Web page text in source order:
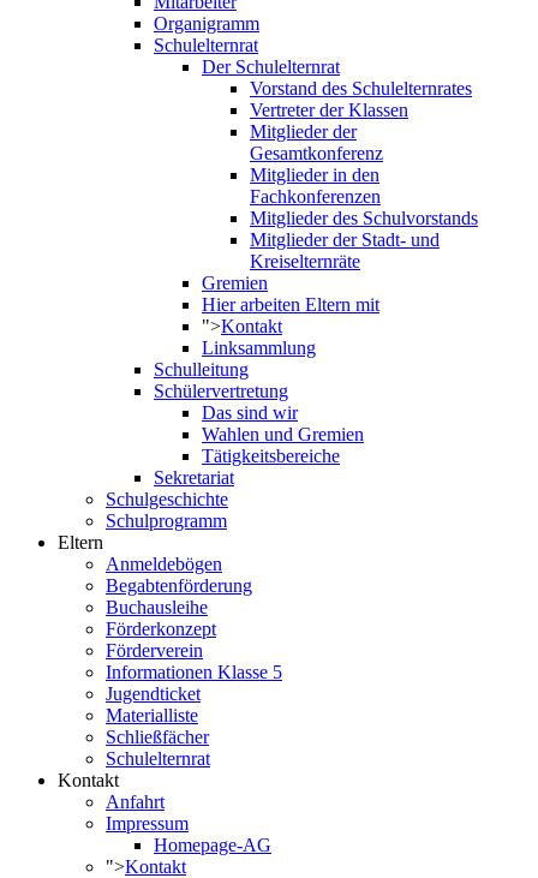
Organigramm
Schulelternrat
Der Schulelternrat
Vorstand des Schulelternrates
Vertreter der Klassen
Mitglieder der
Gesamtkonferenz
Mitglieder in den
Fachkonferenzen
Mitglieder des Schulvorstands
Mitglieder der Stadt- und
Kreiselternräte
Gremien
Hier arbeiten Eltern mit
">Kontakt
Linksammlung
Schulleitung
Schülervertretung
Das sind wir
Wahlen und Gremien
Tätigkeitsbereiche
Sekretariat
Schulgeschichte
Schulprogramm
Eltern
Anmeldebögen
Begabtenförderung
Buchausleihe
Förderkonzept
Förderverein
Informationen Klasse 5
Jugendticket
Materialliste
Schließfächer
Schulelternrat
Kontakt
Anfahrt
Impressum
Homepage-AG
">Kontakt